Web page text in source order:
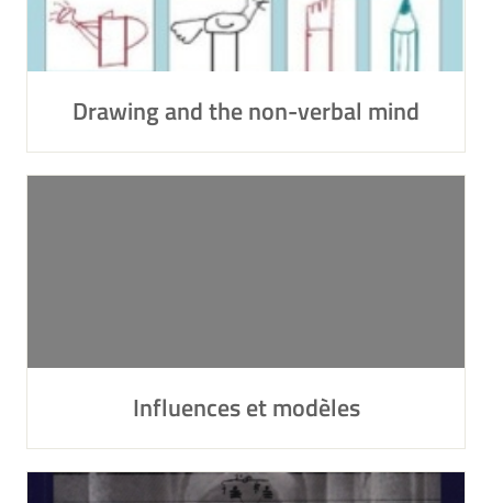
Drawing and the non-verbal mind
Influences et modèles